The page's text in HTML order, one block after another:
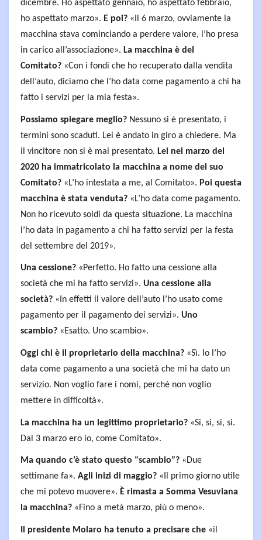
dicembre. Ho aspettato gennaio, ho aspettato febbraio,
ho aspettato marzo». E poi? «Il 6 marzo, ovviamente la
macchina stava cominciando a perdere valore, l’ho presa
in carico all’associazione». La macchina è del
Comitato? «Con i fondi che ho recuperato dalla vendita
dell’auto, diciamo che l’ho data come pagamento a chi ha
fatto i servizi per la mia festa».
Possiamo spiegare meglio? Nessuno si è presentato, i
termini sono scaduti. Lei è andato in giro a chiedere. Ma
il vincitore non si è mai presentato. Lei nel marzo del
2020 ha immatricolato la macchina a nome del suo
Comitato? «L’ho intestata a me, al Comitato». Poi questa
macchina è stata venduta? «L’ho data come pagamento.
Non ho ricevuto soldi da questa situazione. La macchina
l’ho data in pagamento a chi ha fatto servizi per la festa
del settembre del 2019».
Una cessione? «Perfetto. Ho fatto una cessione alla
società che mi ha fatto servizi». Una cessione alla
società? «In effetti il valore dell’auto l’ho usato come
pagamento per il pagamento dei servizi». Uno
scambio? «Esatto. Uno scambio».
Oggi chi è il proprietario della macchina? «Sì. Io l’ho
data come pagamento a una società che mi ha dato un
servizio. Non voglio fare i nomi, perché non voglio
mettere in difficoltà».
La macchina ha un legittimo proprietario? «Si, si, si, si.
Dal 3 marzo ero io, come Comitato».
Ma quando c’è stato questo “scambio”? «Due
settimane fa». Agli inizi di maggio? «Il primo giorno utile
che mi potevo muovere». È rimasta a Somma Vesuviana
la macchina? «Fino a metà marzo, più o meno».
Il presidente Molaro ha tenuto a precisare che «il